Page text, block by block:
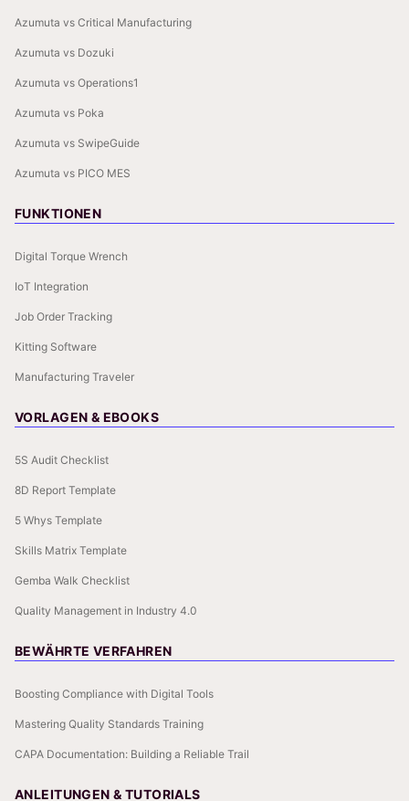
Azumuta vs Critical Manufacturing
Azumuta vs Dozuki
Azumuta vs Operations1
Azumuta vs Poka
Azumuta vs SwipeGuide
Azumuta vs PICO MES
FUNKTIONEN
Digital Torque Wrench
IoT Integration
Job Order Tracking
Kitting Software
Manufacturing Traveler
VORLAGEN & EBOOKS
5S Audit Checklist
8D Report Template
5 Whys Template
Skills Matrix Template
Gemba Walk Checklist
Quality Management in Industry 4.0
BEWÄHRTE VERFAHREN
Boosting Compliance with Digital Tools
Mastering Quality Standards Training
CAPA Documentation: Building a Reliable Trail
ANLEITUNGEN & TUTORIALS